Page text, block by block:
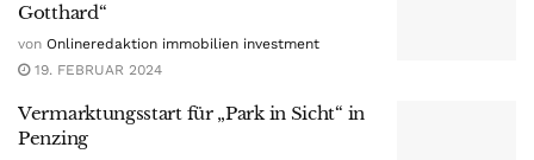
Gotthard“
von Onlineredaktion immobilien investment
19. FEBRUAR 2024
Vermarktungsstart für „Park in Sicht“ in
Penzing